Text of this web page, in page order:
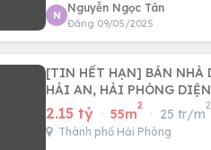
N
Nguyễn Ngọc Tân
Đăng 09/05/2025
[TIN HẾT HẠN] BÁN NHÀ
HẢI AN, HẢI PHÒNG
2.15 tỷ · 55m
2
· 25 tr/m
2
Thành phố Hải Phòng